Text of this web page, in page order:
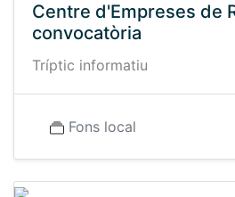
Centre d'Empreses de
convocatòria
Tríptic informatiu
Fons local